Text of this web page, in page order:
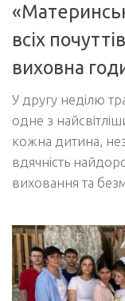
всіх
виховна
У другу неділю
одне з
кожна дитина,
вдячність
виховання та